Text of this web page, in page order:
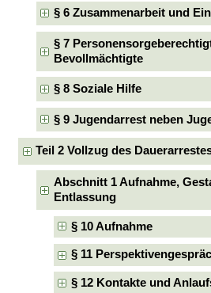
§ 6 Zusammenarbeit und
§ 7
Bevollmächtigte
§ 8 Soziale Hilfe
§ 9 Jugendarrest neben
Teil 2 Vollzug des
Abschnitt 1 Aufnahme,
Entlassung
§ 10 Aufnahme
§ 11
§ 12 Kontakte und